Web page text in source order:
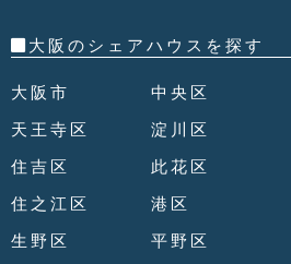
大阪のシェアハウスを探す
大阪市 中央区
天王寺区
淀川区
住吉区
此花区
住之江区
港区
生野区
平野区